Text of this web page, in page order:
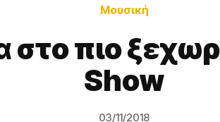
Μουσική
πιο
Show
03/11/2018